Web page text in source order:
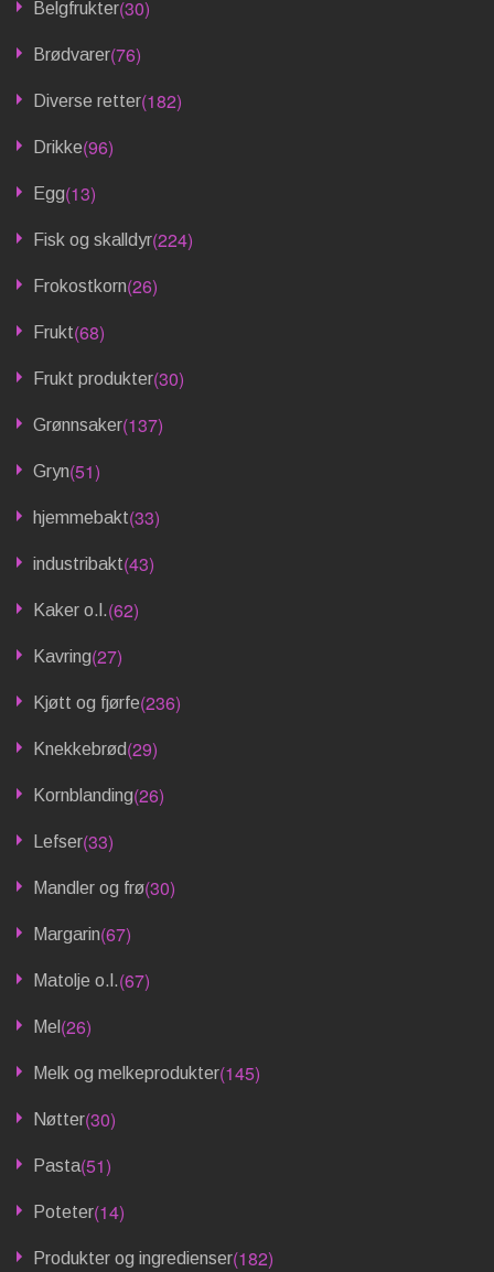
Belgfrukter(30)
Brødvarer(76)
Diverse retter(182)
Drikke(96)
Egg(13)
Fisk og skalldyr(224)
Frokostkorn(26)
Frukt(68)
Frukt produkter(30)
Grønnsaker(137)
Gryn(51)
hjemmebakt(33)
industribakt(43)
Kaker o.l.(62)
Kavring(27)
Kjøtt og fjørfe(236)
Knekkebrød(29)
Kornblanding(26)
Lefser(33)
Mandler og frø(30)
Margarin(67)
Matolje o.l.(67)
Mel (26)
Melk og melkeprodukter(145)
Nøtter(30)
Pasta(51)
Poteter(14)
Produkter og ingredienser(182)